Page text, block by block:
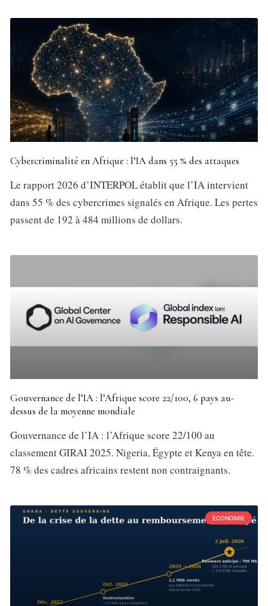
Cybercriminalité en Afrique : l’IA dans 55 % des attaques
Le rapport 2026 d’INTERPOL établit que l’IA intervient
dans 55 % des cybercrimes signalés en Afrique. Les pertes
passent de 192 à 484 millions de dollars.
Gouvernance de l’IA : l’Afrique score 22/100, 6 pays au-
dessus de la moyenne mondiale
Gouvernance de l’IA : l’Afrique score 22/100 au
classement GIRAI 2025. Nigeria, Égypte et Kenya en tête.
78 % des cadres africains restent non contraignants.
ECONOMIE